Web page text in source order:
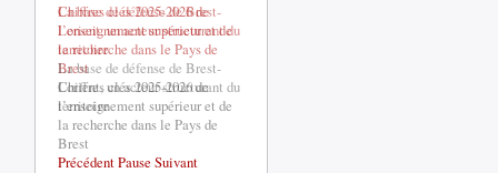
La base de défense de Brest-
Lorient, un acteur structurant du
territoire
La base de défense de Brest-
Lorient, un acteur structurant du
territoire
PrécédentPause Suivant